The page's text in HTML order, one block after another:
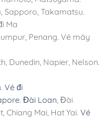
Sapporo, Takamatsu.
Ma
Penang. Vé máy
Dunedin, Napier, Nelson.
Vé đi
. Đài Loan, Đài
Chiang Mai, Hat Yai. Vé